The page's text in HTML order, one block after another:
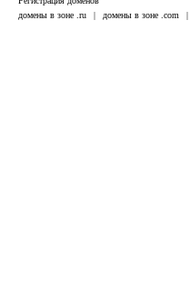
домены в зоне .ru
| домены в зоне .com |